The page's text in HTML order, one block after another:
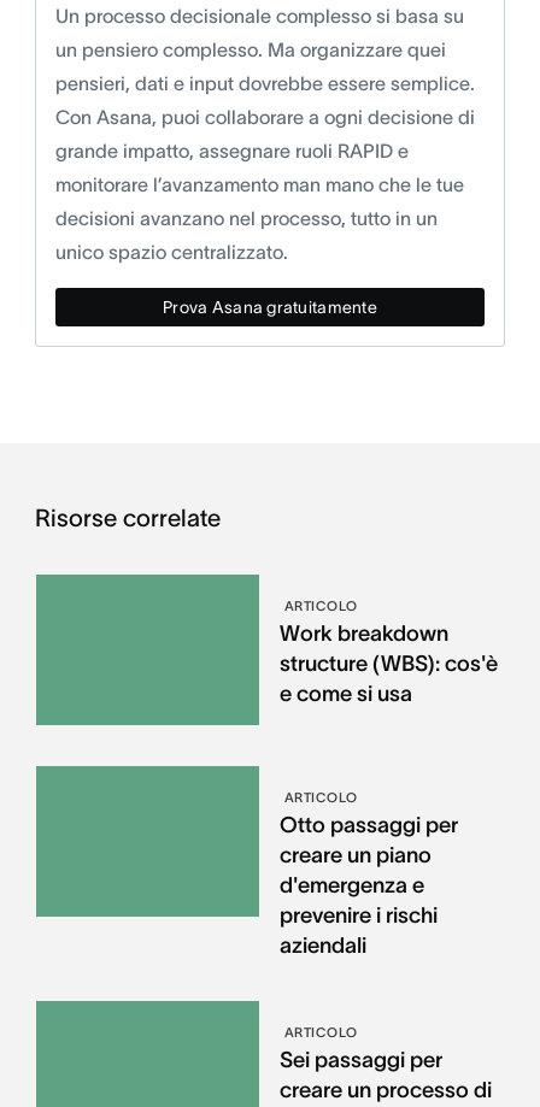
Un processo decisionale complesso si basa su
un pensiero complesso. Ma organizzare quei
pensieri, dati e input dovrebbe essere semplice.
Con Asana, puoi collaborare a ogni decisione di
grande impatto, assegnare ruoli RAPID e
monitorare l’avanzamento man mano che le tue
decisioni avanzano nel processo, tutto in un
unico spazio centralizzato.
Prova Asana gratuitamente
Risorse correlate
ARTICOLO
Work breakdown
structure (WBS): cos'è
e come si usa
ARTICOLO
Otto passaggi per
creare un piano
d'emergenza e
prevenire i rischi
aziendali
ARTICOLO
Sei passaggi per
creare un processo di